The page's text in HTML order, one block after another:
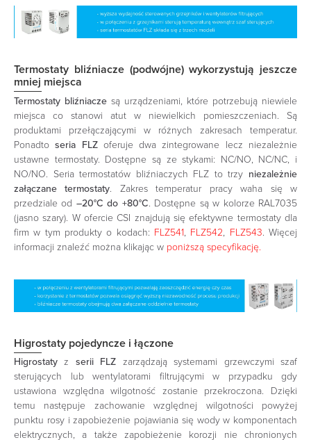
Termostaty bliźniacze (podwójne) wykorzystują jeszcze
mniej miejsca
Termostaty bliźniacze są urządzeniami, które potrzebują niewiele
miejsca co stanowi atut w niewielkich pomieszczeniach. Są
produktami przełączającymi w różnych zakresach temperatur.
Ponadtoseria FLZoferuje dwa zintegrowane lecz niezależnie
ustawne termostaty. Dostępne są ze stykami: NC/NO, NC/NC, i
NO/NO. Seria termostatów bliźniaczych FLZ to trzy niezależnie
załączane termostaty. Zakres temperatur pracy waha się w
przedziale od –20°C do +80°C. Dostępne są w kolorze RAL7035
(jasno szary). W ofercie CSI znajdują się efektywne termostaty dla
firm w tym produkty o kodach: FLZ541, FLZ542, FLZ543. Więcej
informacji znaleźć można klikając w poniższą specyfikację.
Higrostaty pojedyncze i łączone
Higrostatyz serii FLZ zarządzają systemami grzewczymi szaf
sterujących lub wentylatorami filtrującymi w przypadku gdy
ustawiona względna wilgotność zostanie przekroczona. Dzięki
temu następuje zachowanie względnej wilgotności powyżej
punktu rosy i zapobieżenie pojawiania się wody w komponentach
elektrycznych, a także zapobieżenie korozji nie chronionych